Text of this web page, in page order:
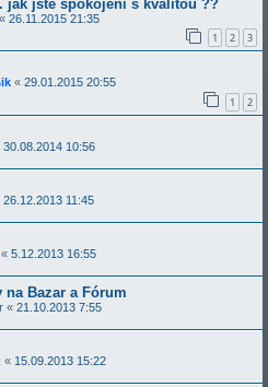
jak jste spokojeni s kvalitou ??
« 26.11.2015 21:35
1 2 3
« 29.01.2015 20:55
1 2
30.08.2014 10:56
26.12.2013 11:45
« 5.12.2013 16:55
Bazar a Fórum
« 21.10.2013 7:55
« 15.09.2013 15:22